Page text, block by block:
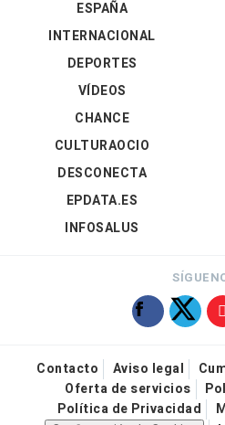
ESPAÑA
INTERNACIONAL
DEPORTES
VÍDEOS
CHANCE
CULTURAOCIO
DESCONECTA
EPDATA.ES
INFOSALUS
Contacto Aviso legal
Oferta de servicios
Política de Privacidad